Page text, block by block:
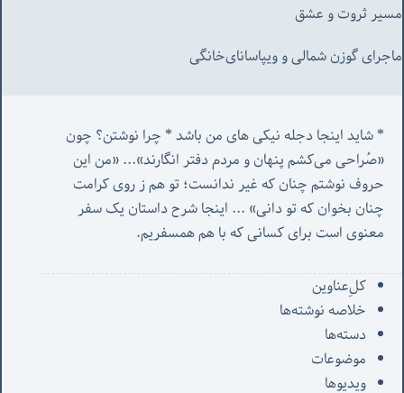
مسیر ثروت و عشق
ماجرای گوزن شمالی و‌ ویپاسانای‌خانگی
«صُراحی می‌کشم پنهان‌ و مردم‌ دفتر انگارند»... «
چنان بخوان که تو دانی» ...
معنوی است برای کسانی که با هم همسفریم.
کل‌ِعناوین
خلاصه نوشته‌ها
دسته‌ها
موضوعات
ویدیوها